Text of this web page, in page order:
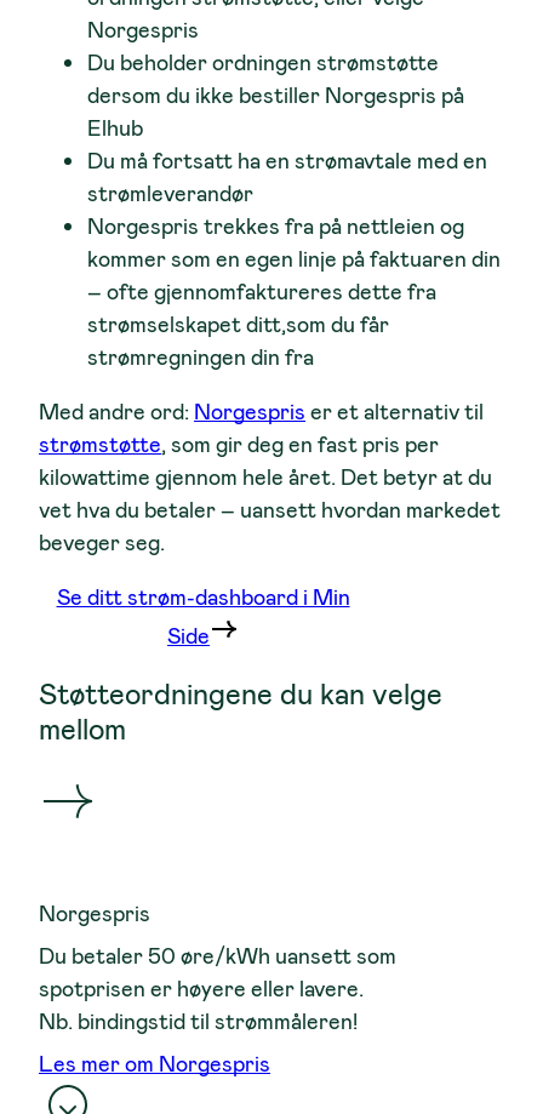
Norgespris
Du beholder ordningen strømstøtte
dersom du ikke bestiller Norgespris på
Elhub
Du må fortsatt ha en strømavtale med en
strømleverandør
Norgespris trekkes fra på nettleien og
kommer som en egen linje på faktuaren din
– ofte gjennomfaktureres dette fra
strømselskapet ditt,som du får
strømregningen din fra
Med andre ord: Norgespris er et alternativ til
strømstøtte, som gir deg en fast pris per
kilowattime gjennom hele året. Det betyr at du
vet hva du betaler – uansett hvordan markedet
beveger seg.
Se ditt strøm-dashboard i Min
Side
Støtteordningene du kan velge
mellom
Norgespris
Du betaler 50 øre/kWh uansett som
spotprisen er høyere eller lavere.
Nb. bindingstid til strømmåleren!
Les mer om Norgespris